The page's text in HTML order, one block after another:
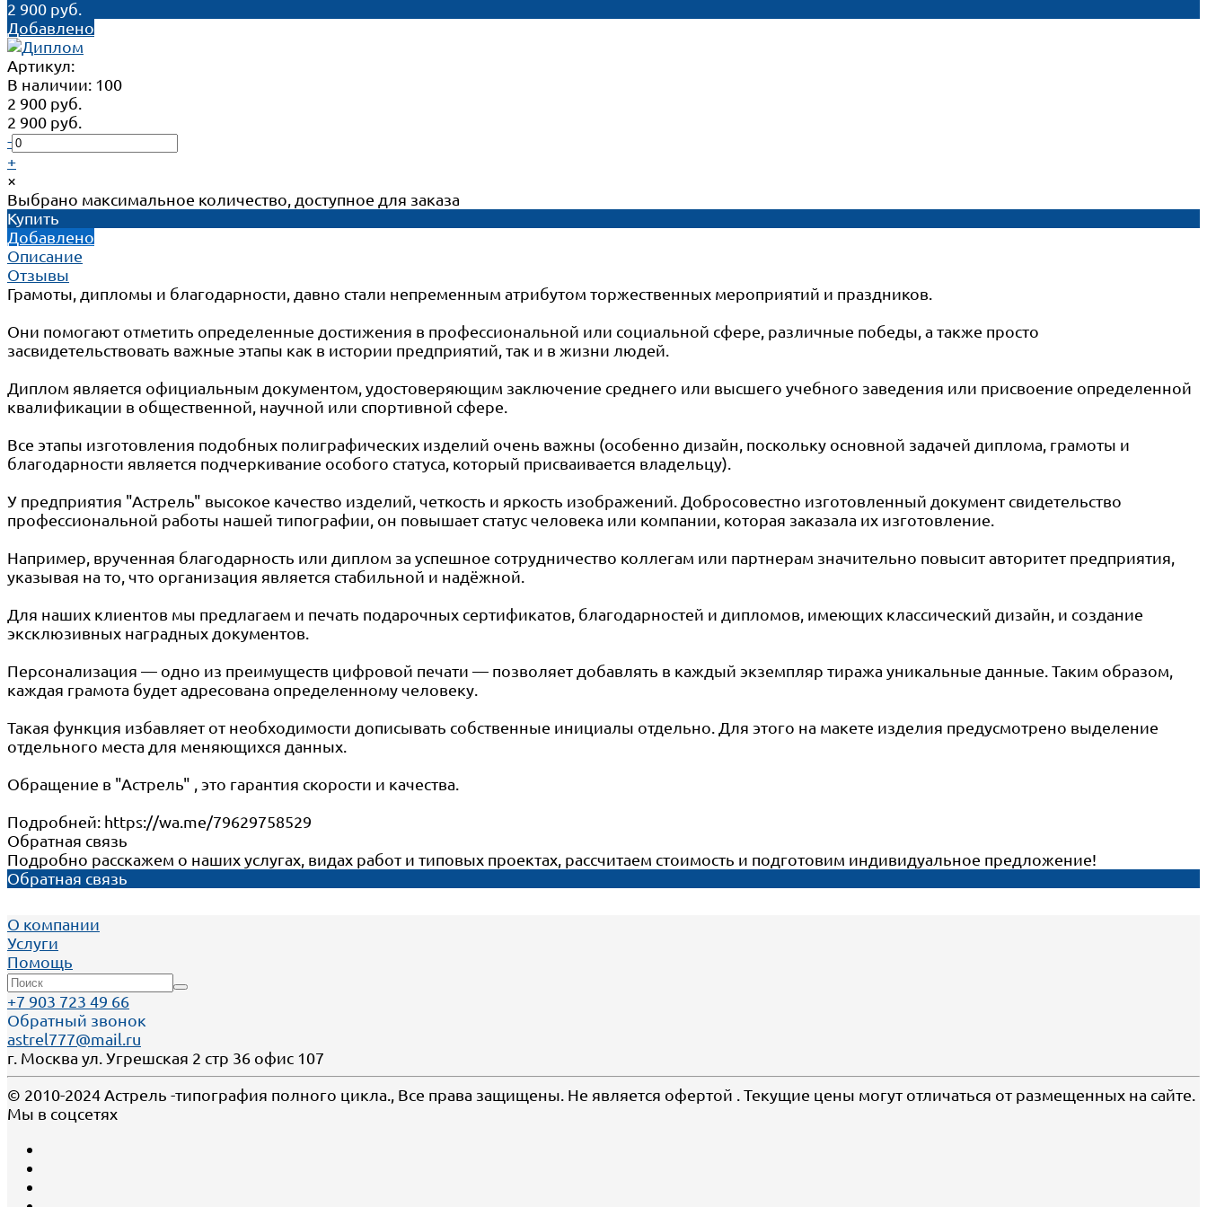
2 900 руб.
Добавлено
Артикул:
В наличии: 100
2 900 руб.
2 900 руб.
-
+
×
Выбрано максимальное количество, доступное для заказа
Купить
Добавлено
Описание
Отзывы
Грамоты, дипломы и благодарности, давно стали непременным атрибутом торжественных мероприятий и праздников.
Они помогают отметить определенные достижения в профессиональной или социальной сфере, различные победы, а также просто
засвидетельствовать важные этапы как в истории предприятий, так и в жизни людей.
Диплом является официальным документом, удостоверяющим заключение среднего или высшего учебного заведения или присвоение определенной
квалификации в общественной, научной или спортивной сфере.
Все этапы изготовления подобных полиграфических изделий очень важны (особенно дизайн, поскольку основной задачей диплома, грамоты и
благодарности является подчеркивание особого статуса, который присваивается владельцу).
У предприятия "Астрель" высокое качество изделий, четкость и яркость изображений. Добросовестно изготовленный документ свидетельство
профессиональной работы нашей типографии, он повышает статус человека или компании, которая заказала их изготовление.
Например, врученная благодарность или диплом за успешное сотрудничество коллегам или партнерам значительно повысит авторитет предприятия,
указывая на то, что организация является стабильной и надёжной.
Для наших клиентов мы предлагаем и печать подарочных сертификатов, благодарностей и дипломов, имеющих классический дизайн, и создание
эксклюзивных наградных документов.
Персонализация — одно из преимуществ цифровой печати — позволяет добавлять в каждый экземпляр тиража уникальные данные. Таким образом,
каждая грамота будет адресована определенному человеку.
Такая функция избавляет от необходимости дописывать собственные инициалы отдельно. Для этого на макете изделия предусмотрено выделение
отдельного места для меняющихся данных.
Обращение в "Астрель" , это гарантия скорости и качества.
Подробней: https://wa.me/79629758529
Обратная связь
Подробно расскажем о наших услугах, видах работ и типовых проектах, рассчитаем стоимость и подготовим индивидуальное предложение!
Обратная связь
О компании
Услуги
Помощь
+7 903 723 49 66
Обратный звонок
astrel777@mail.ru
г. Москва ул. Угрешская 2 стр 36 офис 107
© 2010-2024 Астрель -типография полного цикла., Все права защищены. Не является офертой . Текущие цены могут отличаться от размещенных на сайте.
Мы в соцсетях